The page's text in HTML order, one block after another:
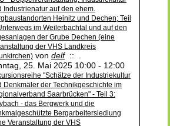
Industrienatur auf den ehem.
Heinitz und Dechen; Teil
im Weilerbachtal und auf den
der Grube Dechen (eine
der VHS Landkreis
von delf:: .
25. Mai 2025 10:00 - 12:00
"Schätze der Industriekultur
Denkmäler der Technikgeschichte im
Saarbrücken" - Teil 3:
- das Bergwerk und die
Bergarbeitersiedlung
Veranstaltung der VHS